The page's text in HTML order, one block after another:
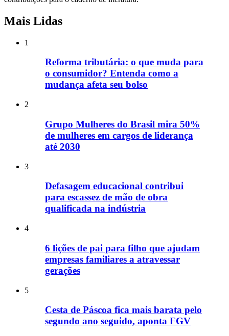
Mais Lidas
1
Reforma tributária: o que muda para
o consumidor? Entenda como a
mudança afeta seu bolso
2
Grupo Mulheres do Brasil mira 50%
de mulheres em cargos de liderança
até 2030
3
Defasagem educacional contribui
para escassez de mão de obra
qualificada na indústria
4
6 lições de pai para filho que ajudam
empresas familiares a atravessar
gerações
5
Cesta de Páscoa fica mais barata pelo
segundo ano seguido, aponta FGV